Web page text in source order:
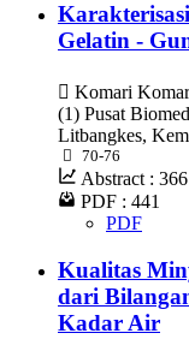
Gelatin -
Komari
(1) Pusat
Litbangkes,
70-76
Abstract : 366
PDF : 441
PDF
Kualitas
dari
Kadar Air